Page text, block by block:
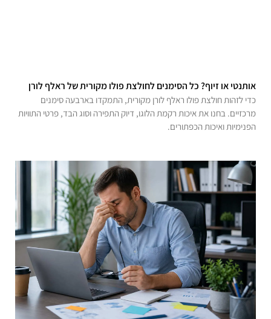
אותנטי או זיוף? כל הסימנים לחולצת פולו מקורית של ראלף לורן
כדי לזהות חולצת פולו ראלף לורן מקורית, התמקדו בארבעה סימנים
מרכזיים. בחנו את איכות רקמת הלוגו, דיוק התפירה וסוג הבד, פרטי התוויות
הפנימיות ואיכות הכפתורים.